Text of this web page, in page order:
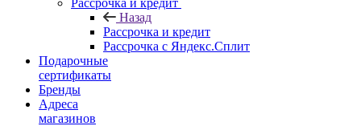
Рассрочка и кредит
Назад
Рассрочка и кредит
Рассрочка с Яндекс.Сплит
Подарочные
сертификаты
Бренды
Адреса
магазинов